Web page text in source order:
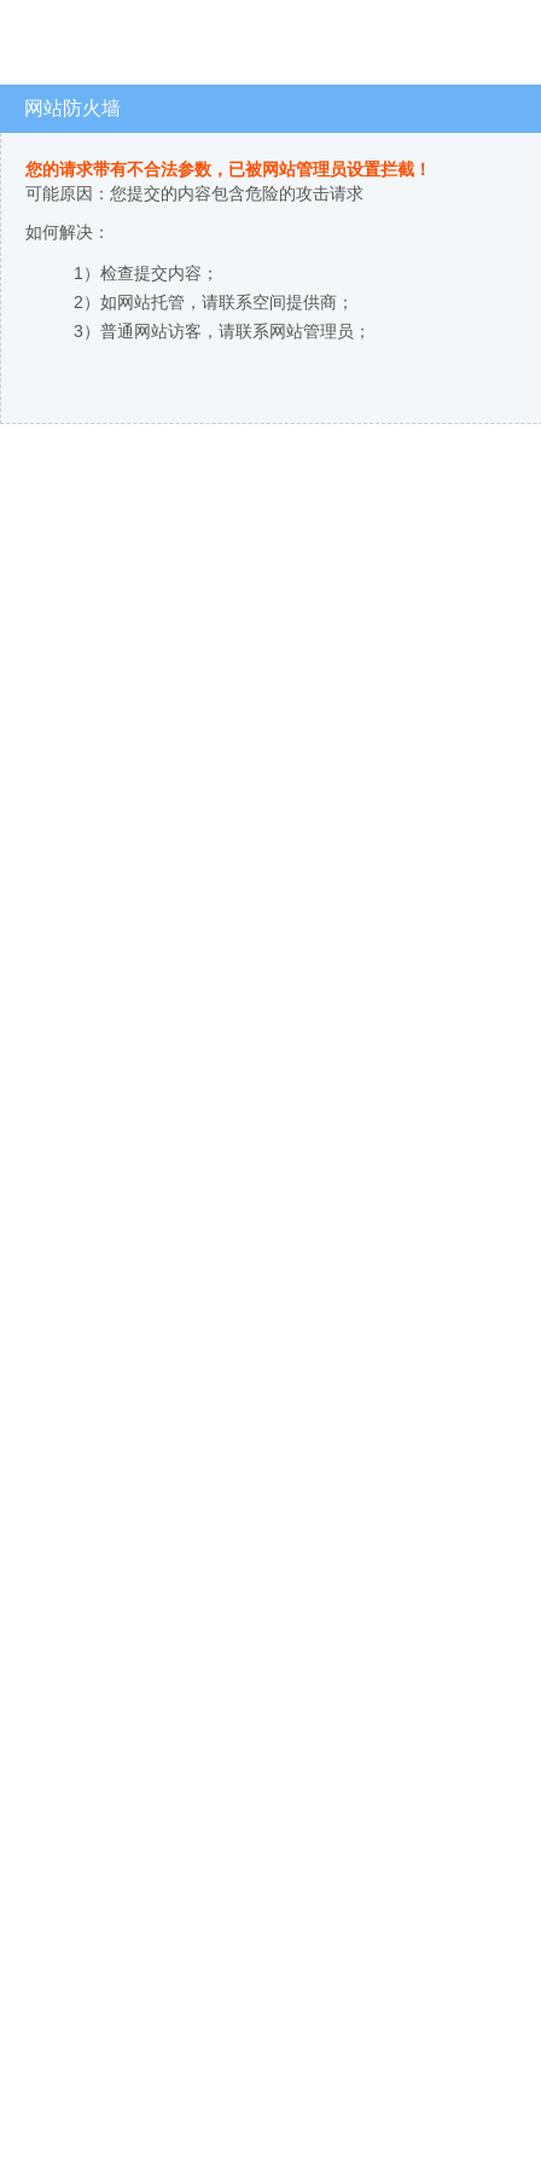
网站防火墙
您的请求带有不合法参数，已被网站管理员设置拦截！
可能原因：您提交的内容包含危险的攻击请求
如何解决：
1）检查提交内容；
2）如网站托管，请联系空间提供商；
3）普通网站访客，请联系网站管理员；